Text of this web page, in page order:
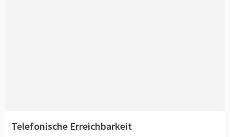
Telefonische Erreichbarkeit